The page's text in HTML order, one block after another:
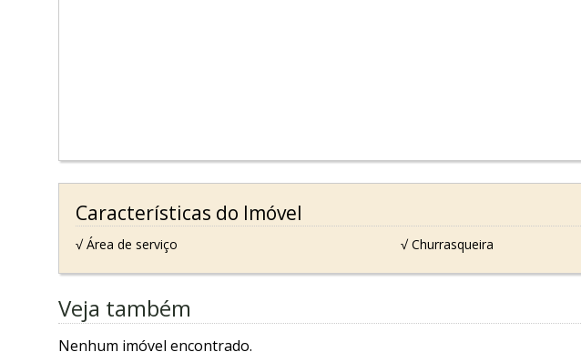
Características do Imóvel
√ Área de serviço √ Churrasqueira
Veja também
Nenhum imóvel encontrado.